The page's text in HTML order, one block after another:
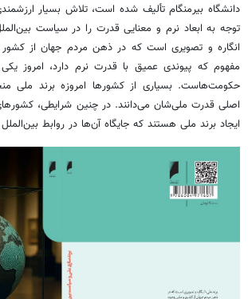
دانشگاه بیرمنگام تألیف شده است، تلاش بسیار
توجه به ابعاد نرم و معنایی قدرت را در سیاست
انگاره و تصویری است که در ذهن مردم جهان از
مفهوم که پیوندی عمیق با قدرت نرم دارد، امروز
حکومت‌هاست. بسیاری از کشورها امروزه برند ملی
اصلی قدرت ملی‌شان می‌دانند. در چنین شرایطی،
ایجاد برند ملی هستند که جایگاه آن‌ها در روابط بین‌الملل